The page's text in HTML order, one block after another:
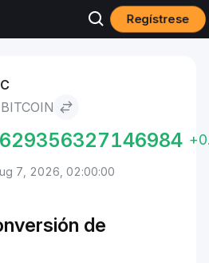
Regístrese
Rupia india to Bitcoin
7, 2026, 02:00:00
de